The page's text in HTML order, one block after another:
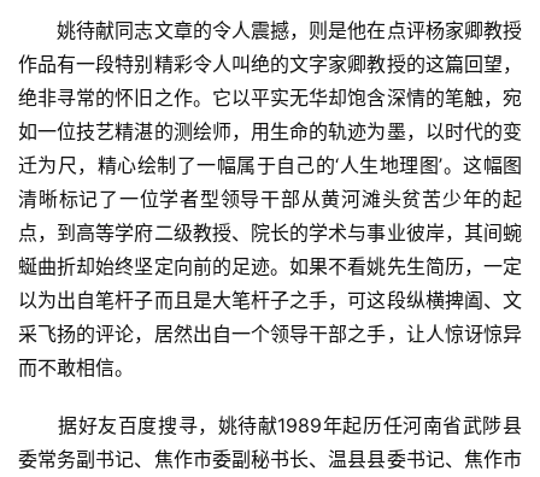
姚待献同志文章的令人震撼，则是他在点评杨家卿教授
作品有一段特别精彩令人叫绝的文字家卿教授的这篇回望，
绝非寻常的怀旧之作。它以平实无华却饱含深情的笔触，宛
如一位技艺精湛的测绘师，用生命的轨迹为墨，以时代的变
迁为尺，精心绘制了一幅属于自己的‘人生地理图’。这幅图
清晰标记了一位学者型领导干部从黄河滩头贫苦少年的起
点，到高等学府二级教授、院长的学术与事业彼岸，其间蜿
蜒曲折却始终坚定向前的足迹。如果不看姚先生简历，一定
以为出自笔杆子而且是大笔杆子之手，可这段纵横捭阖、文
采飞扬的评论，居然出自一个领导干部之手，让人惊讶惊异
而不敢相信。
据好友百度搜寻，姚待献1989年起历任河南省武陟县
委常务副书记、焦作市委副秘书长、温县县委书记、焦作市